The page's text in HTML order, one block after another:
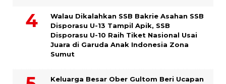
Walau Dikalahkan SSB Bakrie Asahan SSB
Disporasu U-13 Tampil Apik, SSB
Disporasu U-10 Raih Tiket Nasional Usai
Juara di Garuda Anak Indonesia Zona
Sumut
Keluarga Besar Ober Gultom Beri Ucapan